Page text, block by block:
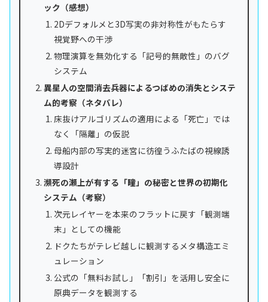
ック（感想）
2Dデフォルメと3D写実の非対称性がもたらす
視覚野への干渉
物理演算を無効化する「記号的無敵性」のバグ
システム
異星人の空間消去兵器によるつばめの消失とシステ
ム的考察（ネタバレ）
床抜けアルゴリズムの適用による「死亡」では
なく「隔離」の仮説
母船内部の写実的迷宮に彷徨うふたばの視線誘
導設計
瀕死の瀬上が有する「瞳」の秘密と世界の初期化
システム（考察）
次元レイヤーを本来のフラットに戻す「観測端
末」としての機能
ドクたちがテレビ越しに観測するメタ構造エミ
ュレーション
公式の「無料お試し」「割引」を活用し安全に
原典データを観測する